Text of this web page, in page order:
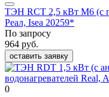
ТЭН RCT 2,5 кВт M6 (с
Реал, Isea 20259*
По запросу
964 руб.
оставить заявку
0